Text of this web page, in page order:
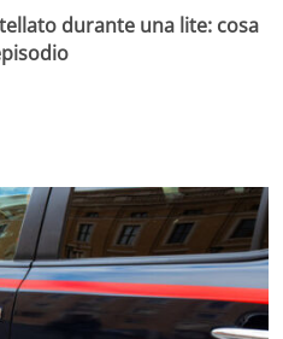
durante una lite: cosa